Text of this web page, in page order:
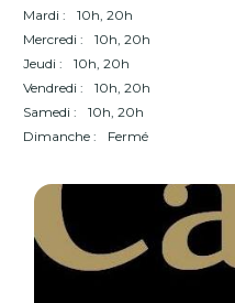
Mardi :
10h, 20h
Mercredi :
10h, 20h
Jeudi :
10h, 20h
Vendredi :
10h, 20h
Samedi :
10h, 20h
Dimanche :
Fermé